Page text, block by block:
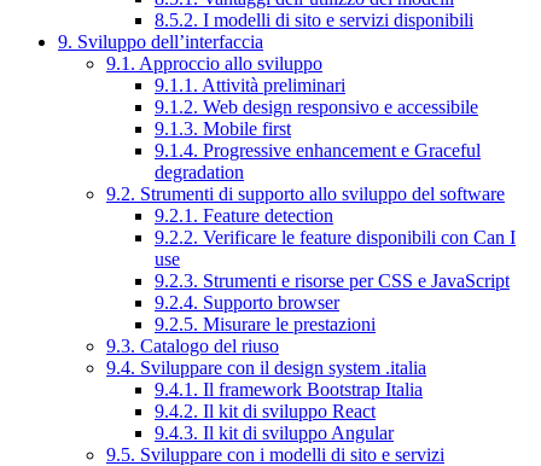
8.5.2. I modelli di sito e servizi disponibili
9. Sviluppo dell’interfaccia
9.1. Approccio allo sviluppo
9.1.1. Attività preliminari
9.1.2. Web design responsivo e accessibile
9.1.3. Mobile first
9.1.4. Progressive enhancement e Graceful
degradation
9.2. Strumenti di supporto allo sviluppo del software
9.2.1. Feature detection
9.2.2. Verificare le feature disponibili con Can I
use
9.2.3. Strumenti e risorse per CSS e JavaScript
9.2.4. Supporto browser
9.2.5. Misurare le prestazioni
9.3. Catalogo del riuso
9.4. Sviluppare con il design system .italia
9.4.1. Il framework Bootstrap Italia
9.4.2. Il kit di sviluppo React
9.4.3. Il kit di sviluppo Angular
9.5. Sviluppare con i modelli di sito e servizi